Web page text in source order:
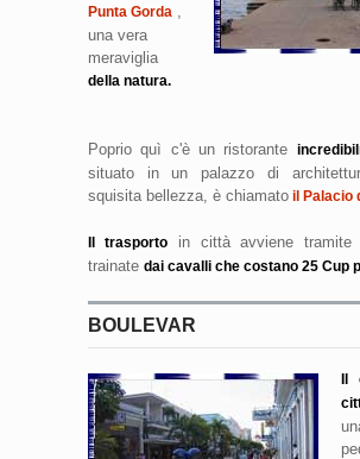
Punta Gorda
una vera
meraviglia
della natura.
Poprio quì c'è un ristorante
situato in un palazzo di
squisita bellezza, è chiamato il Palacio
Il trasportoin città avviene tramite
trainate dai cavalli che costano 25 Cup
BOULEVAR
Il